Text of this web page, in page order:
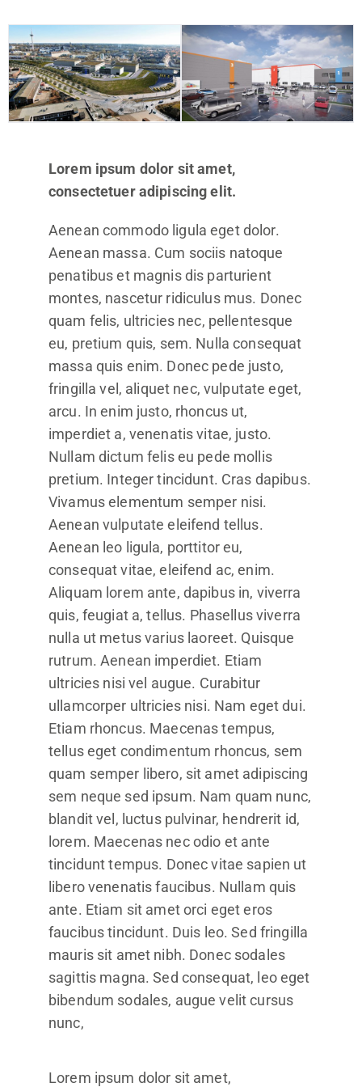
Lorem ipsum dolor sit amet,
consectetuer adipiscing elit.
Aenean commodo ligula eget dolor.
Aenean massa. Cum sociis natoque
penatibus et magnis dis parturient
montes, nascetur ridiculus mus. Donec
quam felis, ultricies nec, pellentesque
eu, pretium quis, sem. Nulla consequat
massa quis enim. Donec pede justo,
fringilla vel, aliquet nec, vulputate eget,
arcu. In enim justo, rhoncus ut,
imperdiet a, venenatis vitae, justo.
Nullam dictum felis eu pede mollis
pretium. Integer tincidunt. Cras dapibus.
Vivamus elementum semper nisi.
Aenean vulputate eleifend tellus.
Aenean leo ligula, porttitor eu,
consequat vitae, eleifend ac, enim.
Aliquam lorem ante, dapibus in, viverra
quis, feugiat a, tellus. Phasellus viverra
nulla ut metus varius laoreet. Quisque
rutrum. Aenean imperdiet. Etiam
ultricies nisi vel augue. Curabitur
ullamcorper ultricies nisi. Nam eget dui.
Etiam rhoncus. Maecenas tempus,
tellus eget condimentum rhoncus, sem
quam semper libero, sit amet adipiscing
sem neque sed ipsum. Nam quam nunc,
blandit vel, luctus pulvinar, hendrerit id,
lorem. Maecenas nec odio et ante
tincidunt tempus. Donec vitae sapien ut
libero venenatis faucibus. Nullam quis
ante. Etiam sit amet orci eget eros
faucibus tincidunt. Duis leo. Sed fringilla
mauris sit amet nibh. Donec sodales
sagittis magna. Sed consequat, leo eget
bibendum sodales, augue velit cursus
nunc,
Lorem ipsum dolor sit amet,